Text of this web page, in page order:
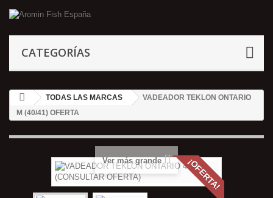
CATEGORÍAS
TODAS LAS MARCAS
VADEADOR TEKLON ONTARIO
M (40/41) OFERTA
¡OFERTA!
Ver más grande